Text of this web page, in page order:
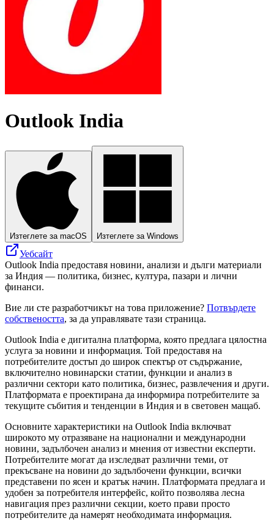
Outlook India
Изтеглете за macOS Изтеглете за Windows
Уебсайт
Outlook India предоставя новини, анализи и дълги материали
за Индия — политика, бизнес, култура, пазари и лични
финанси.
Вие ли сте разработчикът на това приложение? Потвърдете
собствеността, за да управлявате тази страница.
Outlook India е дигитална платформа, която предлага цялостна
услуга за новини и информация. Той предоставя на
потребителите достъп до широк спектър от съдържание,
включително новинарски статии, функции и анализ в
различни сектори като политика, бизнес, развлечения и други.
Платформата е проектирана да информира потребителите за
текущите събития и тенденции в Индия и в световен мащаб.
Основните характеристики на Outlook India включват
широкото му отразяване на национални и международни
новини, задълбочен анализ и мнения от известни експерти.
Потребителите могат да изследват различни теми, от
прекъсване на новини до задълбочени функции, всички
представени по ясен и кратък начин. Платформата предлага и
удобен за потребителя интерфейс, който позволява лесна
навигация през различни секции, което прави просто
потребителите да намерят необходимата информация.